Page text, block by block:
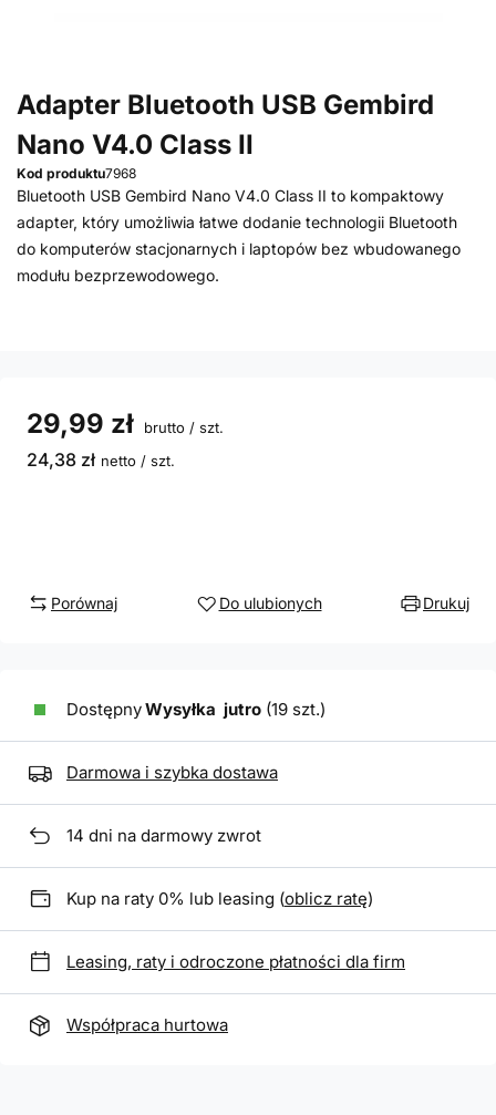
Adapter Bluetooth USB Gembird
Nano V4.0 Class II
Kod produktu7968
Bluetooth USB Gembird Nano V4.0 Class II to kompaktowy
adapter, który umożliwia łatwe dodanie technologii Bluetooth
do komputerów stacjonarnych i laptopów bez wbudowanego
modułu bezprzewodowego.
29,99 zł brutto / szt.
24,38 zł netto / szt.
Porównaj Do ulubionych Drukuj
DostępnyWysyłka jutro (19 szt.)
Darmowa i szybka dostawa
14 dni na darmowy zwrot
Kup na raty 0% lub leasing (oblicz ratę)
Leasing, raty i odroczone płatności dla firm
Współpraca hurtowa